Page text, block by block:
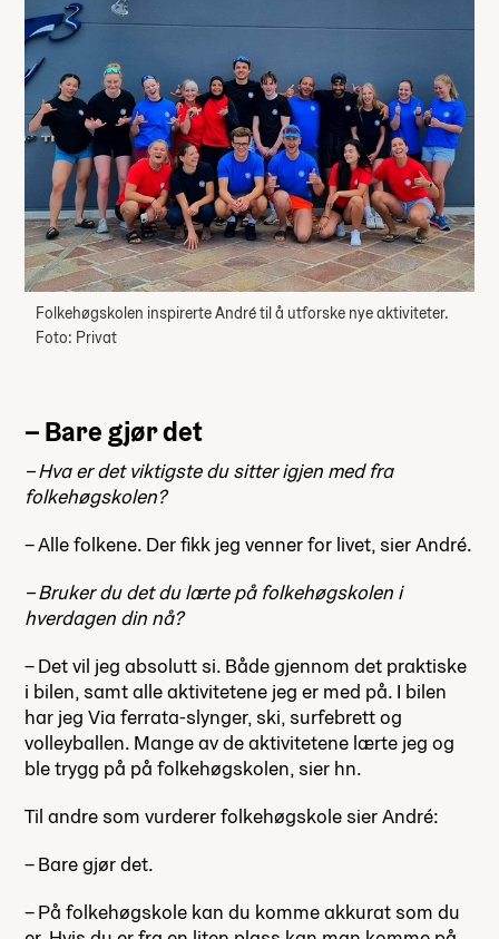
Folkehøgskolen inspirerte André til å utforske nye aktiviteter.
Foto: Privat
– Bare gjør det
– Hva er det viktigste du sitter igjen med fra
folkehøgskolen?
– Alle folkene. Der fikk jeg venner for livet, sier André.
– Bruker du det du lærte på folkehøgskolen i
hverdagen din nå?
– Det vil jeg absolutt si. Både gjennom det praktiske
i bilen, samt alle aktivitetene jeg er med på. I bilen
har jeg Via ferrata-slynger, ski, surfebrett og
volleyballen. Mange av de aktivitetene lærte jeg og
ble trygg på på folkehøgskolen, sier hn.
Til andre som vurderer folkehøgskole sier André:
– Bare gjør det.
– På folkehøgskole kan du komme akkurat som du